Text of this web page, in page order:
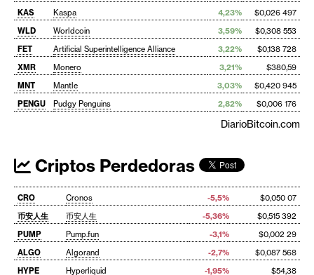
KAS
Kaspa 4,23%
$0,026 497
WLD
Worldcoin 3,59%
$0,308 553
FET
Artificial Superintelligence Alliance 3,22%
$0,138 728
XMR
Monero 3,21%
$380,59
MNT
Mantle 3,03%
$0,420 945
PENGU
Pudgy Penguins 2,82% $0,006 176
DiarioBitcoin.com
Criptos Perdedoras
CRO Cronos -5,5%
$0,050 07
币安人生
币安人生 -5,36%
$0,515 392
PUMP
Pump.fun -3,1%
$0,002 29
ALGO
Algorand -2,7%
$0,087 568
HYPE
Hyperliquid -1,95% $54,38